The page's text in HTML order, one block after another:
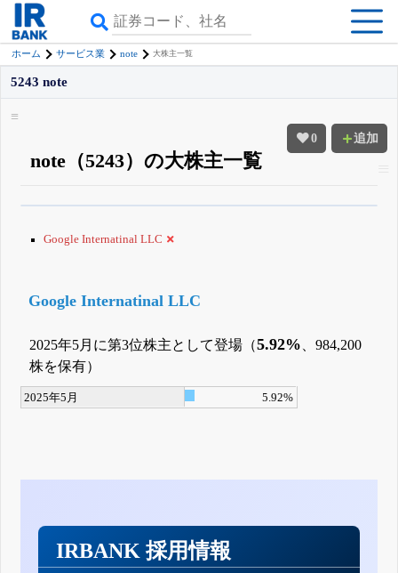
ホーム サービス業 note 大株主一覧
0 追加
5243 note
note（5243）の大株主一覧
に詳しく分かる無料でβ版をはじめる
Google Internatinal LLC
Google Internatinal LLC
2025年5月に第3位株主として登場（5.92% 、984,200
株を保有）
2025年5月 5.92%
IRBANK 採用情報